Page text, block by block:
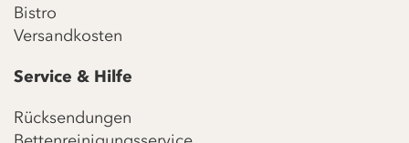
Bistro
Versandkosten
Service & Hilfe
Rücksendungen